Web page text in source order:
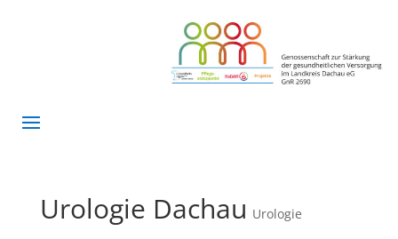
Urologie Dachau Urologie